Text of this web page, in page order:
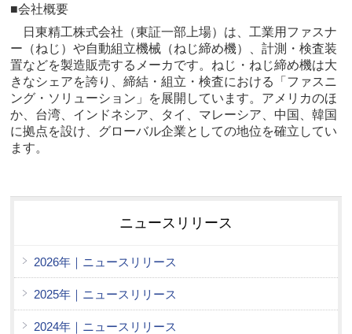
■会社概要
日東精工株式会社（東証一部上場）は、工業用ファスナ
ー（ねじ）や自動組立機械（ねじ締め機）、計測・検査装
置などを製造販売するメーカです。ねじ・ねじ締め機は大
きなシェアを誇り、締結・組立・検査における「ファスニ
ング・ソリューション」を展開しています。アメリカのほ
か、台湾、インドネシア、タイ、マレーシア、中国、韓国
に拠点を設け、グローバル企業としての地位を確立してい
ます。
ニュースリリース
2026年｜ニュースリリース
2025年｜ニュースリリース
2024年｜ニュースリリース